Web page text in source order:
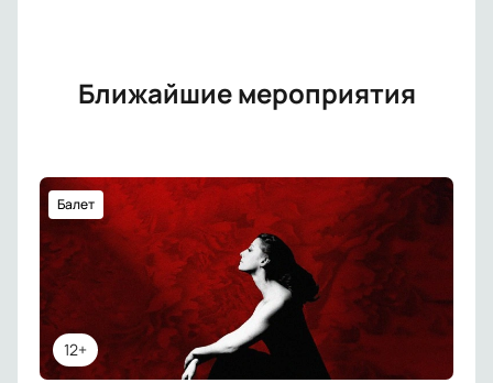
Ближайшие мероприятия
12+
Балет